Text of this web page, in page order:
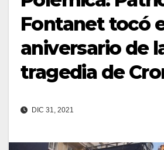
Fontanet tocó
aniversario de
tragedia de
DIC 31, 2021